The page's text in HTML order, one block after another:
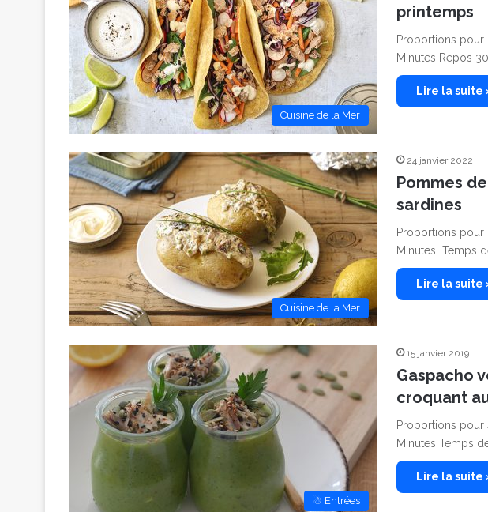
Cuisine de la Mer
printemps
Proportions pour
Minutes Repos
Lire la suite
Cuisine de la Mer
24 janvier 2022
Pommes
sardines
Proportions pour
Minutes Temps
Lire la suite
☃ Entrées
15 janvier 2019
Gaspacho
croquant
Proportions pour
Minutes Temps
Lire la suite